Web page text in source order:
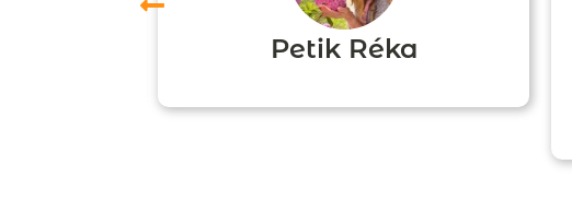
Petik Réka